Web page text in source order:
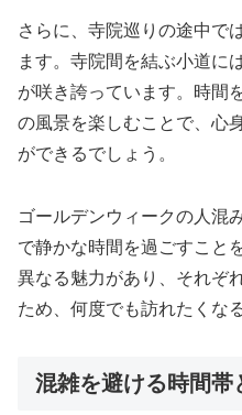
さらに、寺院巡りの途中で
ます。寺院間を結ぶ小道に
が咲き誇っています。時間
の風景を楽しむことで、心
ができるでしょう。
ゴールデンウィークの人混
で静かな時間を過ごすこと
異なる魅力があり、それぞ
ため、何度でも訪れたくな
混雑を避ける時間帯